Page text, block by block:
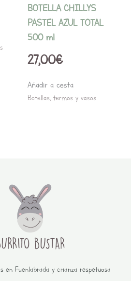
BOTELLA CHILLYS
PASTEL AZUL TOTAL
500 ml
27,00€
Añadir a cesta
Botellas, termos y vasos
en Fuenlabrada y crianza respetuosa